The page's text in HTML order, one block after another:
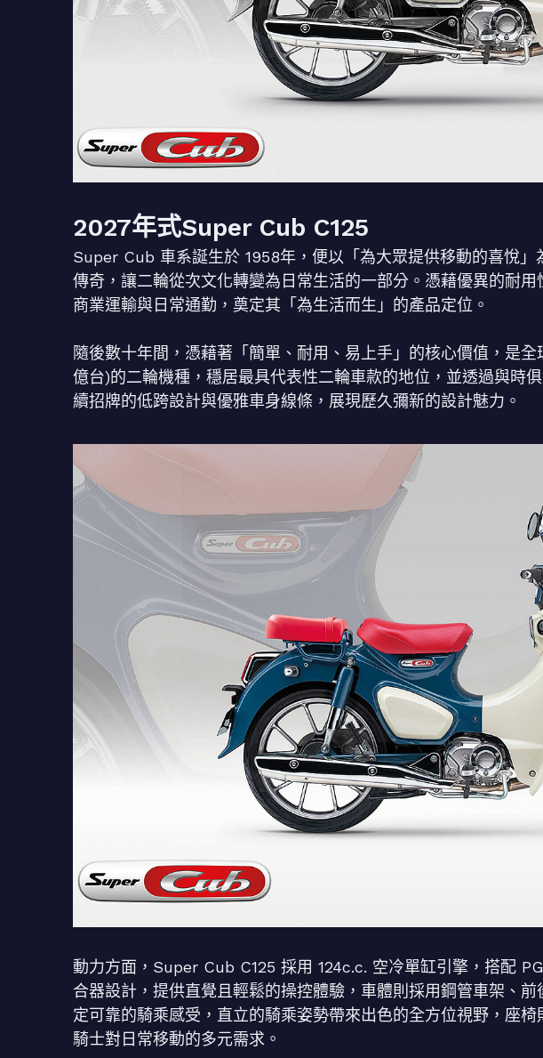
2027年式Super Cub C125
Super Cub 車系誕生於 1958年，便以「為大眾提供移動的喜悅
傳奇，讓二輪從次文化轉變為日常生活的一部分。憑藉優異的耐
商業運輸與日常通勤，奠定其「為生活而生」的產品定位。
隨後數十年間，憑藉著「簡單、耐用、易上手」的核心價值，是全
億台)的二輪機種，穩居最具代表性二輪車款的地位，並透過與時
續招牌的低跨設計與優雅車身線條，展現歷久彌新的設計魅力。
動力方面，Super Cub C125 採用 124c.c. 空冷單缸引擎，搭配
合器設計，提供直覺且輕鬆的操控體驗，車體則採用鋼管車架、
定可靠的騎乘感受，直立的騎乘姿勢帶來出色的全方位視野，座
騎士對日常移動的多元需求。